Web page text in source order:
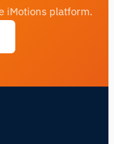
iMotions platform.